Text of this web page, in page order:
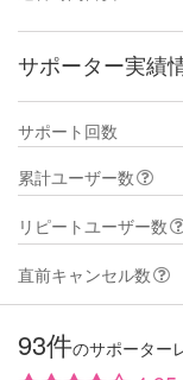
サポーター実績
サポート回数
累計ユーザー数
リピートユーザー数
直前キャンセル数
93件のサポーター